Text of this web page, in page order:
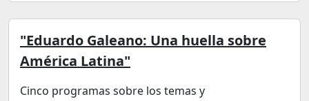
"Eduardo Galeano: Una huella sobre
América Latina"
Cinco programas sobre los temas y